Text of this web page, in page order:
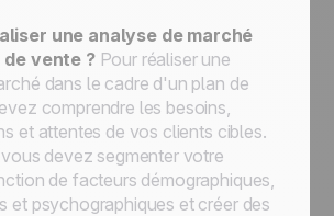
une analyse de marché
de vente ?Pour réaliser une
dans le cadre d'un plan de
comprendre les besoins,
et attentes de vos clients cibles.
devez segmenter votre
de facteurs démographiques,
et psychographiques et créer des